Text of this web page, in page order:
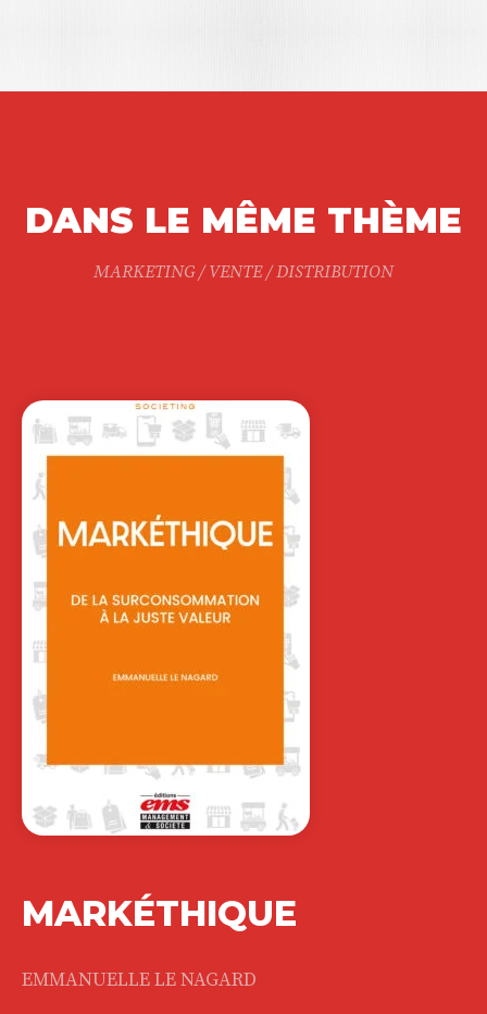
DANS LE MÊME THÈME
MARKETING / VENTE / DISTRIBUTION
MARKÉTHIQUE
EMMANUELLE LE NAGARD